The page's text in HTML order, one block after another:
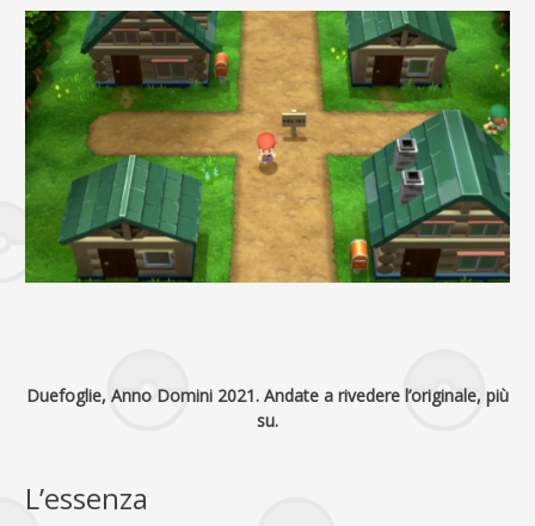
Duefoglie, Anno Domini 2021. Andate a rivedere l’originale, più
su.
L’essenza